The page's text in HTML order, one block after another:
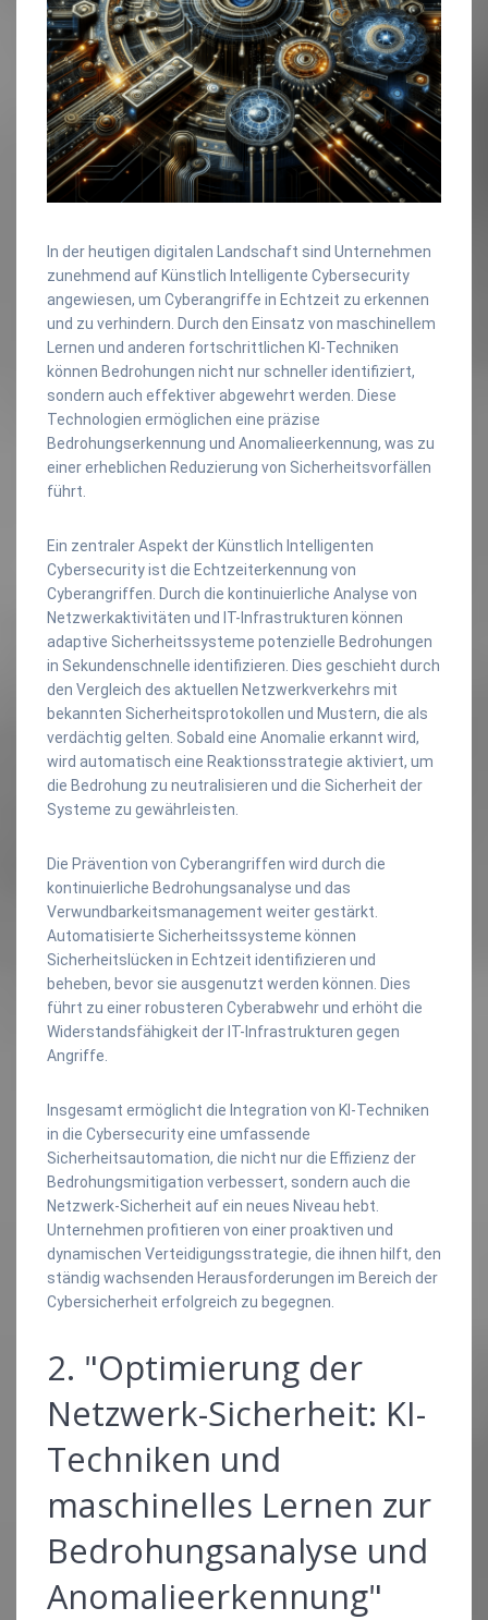
In der heutigen digitalen Landschaft sind Unternehmen
zunehmend auf Künstlich Intelligente Cybersecurity
angewiesen, um Cyberangriffe in Echtzeit zu erkennen
und zu verhindern. Durch den Einsatz von maschinellem
Lernen und anderen fortschrittlichen KI-Techniken
können Bedrohungen nicht nur schneller identifiziert,
sondern auch effektiver abgewehrt werden. Diese
Technologien ermöglichen eine präzise
Bedrohungserkennung und Anomalieerkennung, was zu
einer erheblichen Reduzierung von Sicherheitsvorfällen
führt.
Ein zentraler Aspekt der Künstlich Intelligenten
Cybersecurity ist die Echtzeiterkennung von
Cyberangriffen. Durch die kontinuierliche Analyse von
Netzwerkaktivitäten und IT-Infrastrukturen können
adaptive Sicherheitssysteme potenzielle Bedrohungen
in Sekundenschnelle identifizieren. Dies geschieht durch
den Vergleich des aktuellen Netzwerkverkehrs mit
bekannten Sicherheitsprotokollen und Mustern, die als
verdächtig gelten. Sobald eine Anomalie erkannt wird,
wird automatisch eine Reaktionsstrategie aktiviert, um
die Bedrohung zu neutralisieren und die Sicherheit der
Systeme zu gewährleisten.
Die Prävention von Cyberangriffen wird durch die
kontinuierliche Bedrohungsanalyse und das
Verwundbarkeitsmanagement weiter gestärkt.
Automatisierte Sicherheitssysteme können
Sicherheitslücken in Echtzeit identifizieren und
beheben, bevor sie ausgenutzt werden können. Dies
führt zu einer robusteren Cyberabwehr und erhöht die
Widerstandsfähigkeit der IT-Infrastrukturen gegen
Angriffe.
Insgesamt ermöglicht die Integration von KI-Techniken
in die Cybersecurity eine umfassende
Sicherheitsautomation, die nicht nur die Effizienz der
Bedrohungsmitigation verbessert, sondern auch die
Netzwerk-Sicherheit auf ein neues Niveau hebt.
Unternehmen profitieren von einer proaktiven und
dynamischen Verteidigungsstrategie, die ihnen hilft, den
ständig wachsenden Herausforderungen im Bereich der
Cybersicherheit erfolgreich zu begegnen.
2. "Optimierung der
Netzwerk-Sicherheit: KI-
Techniken und
maschinelles Lernen zur
Bedrohungsanalyse und
Anomalieerkennung"